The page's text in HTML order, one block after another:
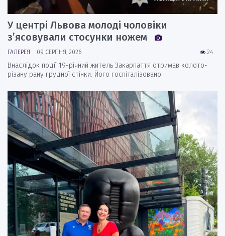
У центрі Львова молоді чоловіки
з’ясовували стосунки ножем
24
ГАЛЕРЕЯ 09 СЕРПНЯ, 2026
Внаслідок події 19-річний житель Закарпаття отримав колото-
різану рану грудної стінки. Його госпіталізовано